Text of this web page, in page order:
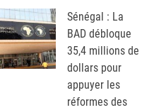
Sénégal : La
BAD débloque
35,4 millions de
dollars pour
appuyer les
réformes des